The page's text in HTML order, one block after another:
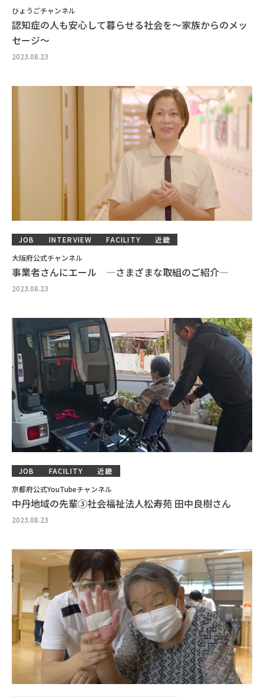
ひょうごチャンネル
認知症の人も安心して暮らせる社会を～家族からのメッ
セージ～
2023.08.23
JOB INTERVIEW FACILITY
近畿
大阪府公式チャンネル
事業者さんにエール ―さまざまな取組のご紹介―
2023.08.23
JOB FACILITY
近畿
京都府公式YouTubeチャンネル
中丹地域の先輩③社会福祉法人松寿苑 田中良樹さん
2023.08.23